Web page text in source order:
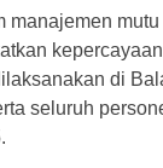
manajemen
di
seluruh